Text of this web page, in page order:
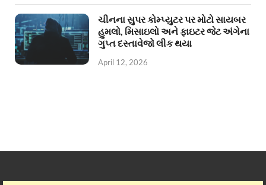
ચીનના સુપર કોમ્પ્યુટર પર મોટો સાયબર
હુમલો, મિસાઇલો અને ફાઇટર જેટ અંગેના
ગુપ્ત દસ્તાવેજો લીક થયા
April 12, 2026